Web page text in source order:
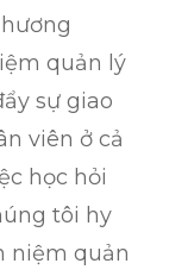
quản lý
sự giao
viên ở cả
học hỏi
tôi hy
niệm quản